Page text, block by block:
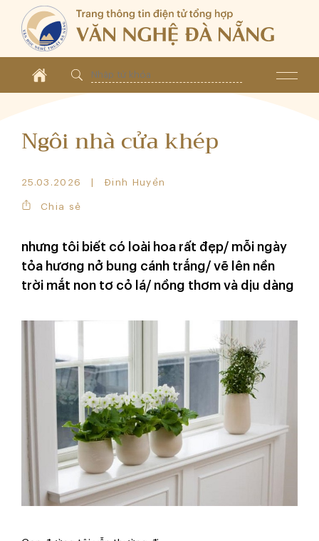
Ngôi nhà cửa khép
25.03.2026 Đinh Huyền
Chia sẻ
nhưng tôi biết có loài hoa rất đẹp/ mỗi ngày
tỏa hương nở bung cánh trắng/ vẽ lên nền
trời mắt non tơ cỏ lá/ nồng thơm và dịu dàng